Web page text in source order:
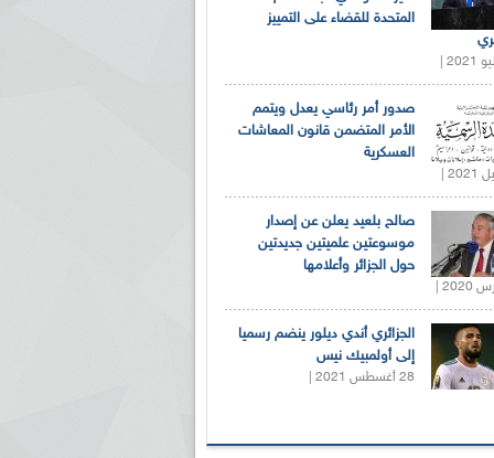
المتحدة للقضاء على التمييز
صدور أمر رئاسي يعدل ويتمم
الأمر المتضمن قانون المعاشات
العسكرية
صالح بلعيد يعلن عن إصدار
موسوعتين علميتين جديدتين
حول الجزائر وأعلامها
الجزائري أندي ديلور ينضم رسميا
إلى أولمبيك نيس
28 أغسطس 2021 |